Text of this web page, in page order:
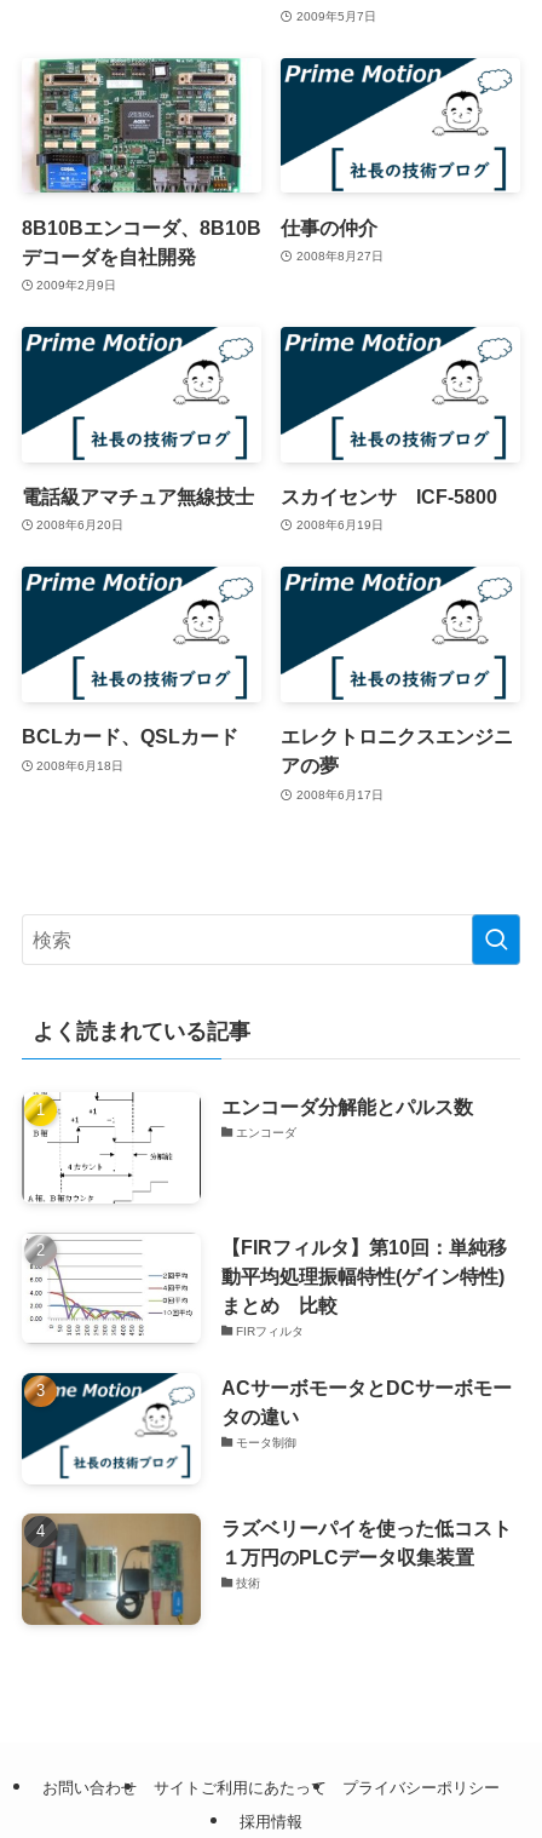
2009年5月7日
8B10Bエンコーダ、8B10B
デコーダを自社開発
2009年2月9日
仕事の仲介
2008年8月27日
電話級アマチュア無線技士
2008年6月20日
スカイセンサ ICF-5800
2008年6月19日
BCLカード、QSLカード
2008年6月18日
エレクトロニクスエンジニ
アの夢
2008年6月17日
よく読まれている記事
エンコーダ分解能とパルス数
エンコーダ
【FIRフィルタ】第10回：単純移
動平均処理振幅特性(ゲイン特性)
まとめ 比較
FIRフィルタ
ACサーボモータとDCサーボモー
タの違い
モータ制御
ラズベリーパイを使った低コスト
１万円のPLCデータ収集装置
技術
お問い合わせ サイトご利用にあたって
プライバシーポリシー
採用情報